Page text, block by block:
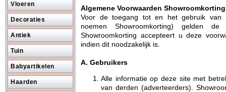
Vloeren
Decoraties
Antiek
Tuin
Babyartikelen
Haarden
Algemene Voorwaarden
Voor de toegang tot en het gebruik
noemen Showroomkorting) gelden
Showroomkorting accepteert u deze
indien dit noodzakelijk is.
A. Gebruikers
Alle informatie op deze site met
van derden (adverteerders).